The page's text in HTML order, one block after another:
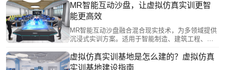
创新运用虚拟仿真技术，开发化工虚拟仿真教学系
统，还原真实工艺流程，提供沉浸式实践环境，突
破时空限制，降低安全风险，助力培养具备实践能
力和创新精神的新型化工人才。政策支持与技术创
新双轮驱动，推动化工教育转型，为行业高质量发
MR智能互动沙盘，让虚拟仿真实训更智
能更高效
MR智能互动沙盘融合混合现实技术，为多领域提供
沉浸式实训方案。适用于智能制造、建筑工程、智
筑可视化设计、物流流程模拟等场景。核心优势包
括虚实融合体验、多人协同操作、数据驱动教学、
虚拟仿真实训基地是怎么建的？虚拟仿真
实训基地建设指南